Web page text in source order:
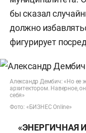
бы сказал
должно
фигурирует
Александр Дембич: «Но ее
архитектором. Наверное,
себя»
Фото: «БИЗНЕС Online»
«ЭНЕРГИЧНАЯ